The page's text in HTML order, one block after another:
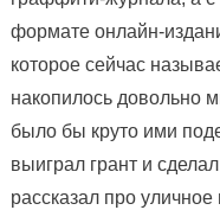
формате онлайн-
которое сейчас
накопилось довольно
было бы круто ими
выиграл грант и
рассказал про